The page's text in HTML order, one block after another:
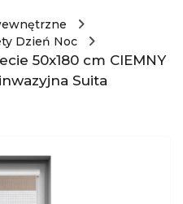
Dzień Noc
50x180 cm CIEMNY
Suita